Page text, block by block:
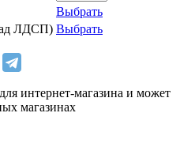
Выбрать
ЛДСП) Выбрать
интернет-магазина и может
магазинах